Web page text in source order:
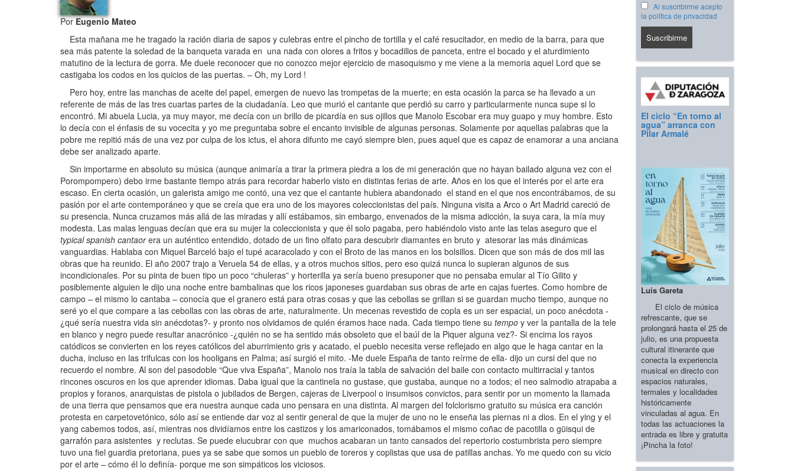
PorEugenio Mateo
Esta mañana me he tragado la ración diaria de sapos y culebras entre el pincho de tortilla y el café resucitador, en medio de la barra, para que
sea más patente la soledad de la banqueta varada en una nada con olores a fritos y bocadillos de panceta, entre el bocado y el aturdimiento
matutino de la lectura de gorra. Me duele reconocer que no conozco mejor ejercicio de masoquismo y me viene a la memoria aquel Lord que se
castigaba los codos en los quicios de las puertas. – Oh, my Lord !
Pero hoy, entre las manchas de aceite del papel, emergen de nuevo las trompetas de la muerte; en esta ocasión la parca se ha llevado a un
referente de más de las tres cuartas partes de la ciudadanía. Leo que murió el cantante que perdió su carro y particularmente nunca supe si lo
encontró. Mi abuela Lucia, ya muy mayor, me decía con un brillo de picardía en sus ojillos que Manolo Escobar era muy guapo y muy hombre. Esto
lo decía con el énfasis de su vocecita y yo me preguntaba sobre el encanto invisible de algunas personas. Solamente por aquellas palabras que la
pobre me repitió más de una vez por culpa de los ictus, el ahora difunto me cayó siempre bien, pues aquel que es capaz de enamorar a una anciana
debe ser analizado aparte.
Sin importarme en absoluto su música (aunque animaría a tirar la primera piedra a los de mi generación que no hayan bailado alguna vez con el
Porompompero) debo irme bastante tiempo atrás para recordar haberlo visto en distintas ferias de arte. Años en los que el interés por el arte era
escaso. En cierta ocasión, un galerista amigo me contó, una vez que el cantante hubiera abandonado el stand en el que nos encontrábamos, de su
pasión por el arte contemporáneo y que se creía que era uno de los mayores coleccionistas del país. Ninguna visita a Arco o Art Madrid careció de
su presencia. Nunca cruzamos más allá de las miradas y allí estábamos, sin embargo, envenados de la misma adicción, la suya cara, la mía muy
modesta. Las malas lenguas decían que era su mujer la coleccionista y que él solo pagaba, pero habiéndolo visto ante las telas aseguro que el
typical spanish cantaorera un auténtico entendido, dotado de un fino olfato para descubrir diamantes en bruto y atesorar las más dinámicas
vanguardias. Hablaba con Miquel Barceló bajo el tupé acaracolado y con el Broto de las manos en los bolsillos. Dicen que son más de dos mil las
obras que ha reunido. El año 2007 trajo a Veruela 54 de ellas, y a otros muchos sitios, pero eso quizá nunca lo supieran algunos de sus
incondicionales. Por su pinta de buen tipo un poco “chuleras” y horterilla ya sería bueno presuponer que no pensaba emular al Tío Gilito y
posiblemente alguien le dijo una noche entre bambalinas que los ricos japoneses guardaban sus obras de arte en cajas fuertes. Como hombre de
campo – el mismo lo cantaba – conocía que el granero está para otras cosas y que las cebollas se grillan si se guardan mucho tiempo, aunque no
seré yo el que compare a las cebollas con las obras de arte, naturalmente. Un mecenas revestido de copla es un ser espacial, un poco anécdota -
¿qué sería nuestra vida sin anécdotas?- y pronto nos olvidamos de quién éramos hace nada. Cada tiempo tiene su tempo y ver la pantalla de la tele
en blanco y negro puede resultar anacrónico -¿quién no se ha sentido más obsoleto que el baúl de la Piquer alguna vez?- Si encima los rayos
catódicos se convierten en los reyes católicos del aburrimiento gris y acatado, el pueblo necesita verse reflejado en algo que le haga cantar en la
ducha, incluso en las trifulcas con los hooligans en Palma; así surgió el mito. -Me duele España de tanto reírme de ella- dijo un cursi del que no
recuerdo el nombre. Al son del pasodoble “Que viva España”, Manolo nos traía la tabla de salvación del baile con contacto multirracial y tantos
rincones oscuros en los que aprender idiomas. Daba igual que la cantinela no gustase, que gustaba, aunque no a todos; el neo salmodio atrapaba a
propios y foranos, anarquistas de pistola o jubilados de Bergen, cajeras de Liverpool o insumisos convictos, para sentir por un momento la llamada
de una tierra que pensamos que era nuestra aunque cada uno pensara en una distinta. Al margen del folclorismo gratuito su música era canción
protesta en carpetovetónico, sólo así se entiende dar voz al sentir general de que la mujer de uno no le enseña las piernas ni a dios. En el ying y el
yang cabemos todos, así, mientras nos dividíamos entre los castizos y los amariconados, tomábamos el mismo coñac de pacotilla o güisqui de
garrafón para asistentes y reclutas. Se puede elucubrar con que muchos acabaran un tanto cansados del repertorio costumbrista pero siempre
tuvo una fiel guardia pretoriana, pues ya se sabe que somos un pueblo de toreros y coplistas que usa de patillas anchas. Yo me quedo con su vicio
por el arte – cómo él lo definía- porque me son simpáticos los viciosos.
Al suscribirme acepto
la política de privacidad
El ciclo “En torno al
agua” arranca con
Pilar Armalé
Luis Gareta
El ciclo de música
refrescante, que se
prolongará hasta el 25 de
julio, es una propuesta
cultural itinerante que
conecta la experiencia
musical en directo con
espacios naturales,
termales y localidades
históricamente
vinculadas al agua. En
todas las actuaciones la
entrada es libre y gratuita
¡Pincha la foto!